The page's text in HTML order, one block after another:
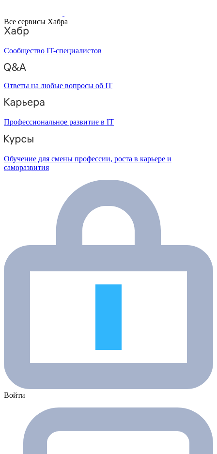
Все сервисы Хабра
Сообщество IT-специалистов
Ответы на любые вопросы об IT
Профессиональное развитие в IT
Обучение для смены профессии, роста в карьере и
саморазвития
Войти